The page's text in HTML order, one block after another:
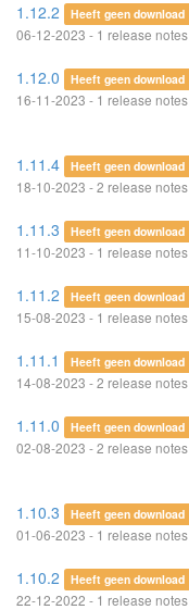
1.12.2 Heeft geen download
06-12-2023 - 1 release notes
1.12.0 Heeft geen download
16-11-2023 - 1 release notes
1.11.4 Heeft geen download
18-10-2023 - 2 release notes
1.11.3 Heeft geen download
11-10-2023 - 1 release notes
1.11.2 Heeft geen download
15-08-2023 - 1 release notes
1.11.1 Heeft geen download
14-08-2023 - 2 release notes
1.11.0 Heeft geen download
02-08-2023 - 2 release notes
1.10.3 Heeft geen download
01-06-2023 - 1 release notes
1.10.2 Heeft geen download
22-12-2022 - 1 release notes